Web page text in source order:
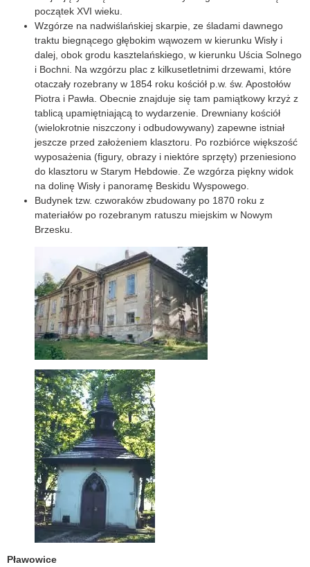
początek XVI wieku.
Wzgórze na nadwiślańskiej skarpie, ze śladami dawnego
traktu biegnącego głębokim wąwozem w kierunku Wisły i
dalej, obok grodu kasztelańskiego, w kierunku Uścia Solnego
i Bochni. Na wzgórzu plac z kilkusetletnimi drzewami, które
otaczały rozebrany w 1854 roku kościół p.w. św. Apostołów
Piotra i Pawła. Obecnie znajduje się tam pamiątkowy krzyż z
tablicą upamiętniającą to wydarzenie. Drewniany kościół
(wielokrotnie niszczony i odbudowywany) zapewne istniał
jeszcze przed założeniem klasztoru. Po rozbiórce większość
wyposażenia (figury, obrazy i niektóre sprzęty) przeniesiono
do klasztoru w Starym Hebdowie. Ze wzgórza piękny widok
na dolinę Wisły i panoramę Beskidu Wyspowego.
Budynek tzw. czworaków zbudowany po 1870 roku z
materiałów po rozebranym ratuszu miejskim w Nowym
Brzesku.
Pławowice